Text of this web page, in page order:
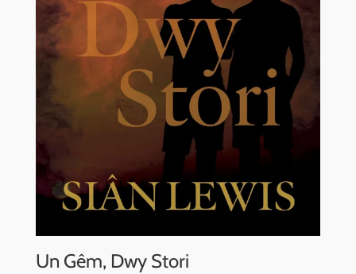
Un Gêm, Dwy Stori